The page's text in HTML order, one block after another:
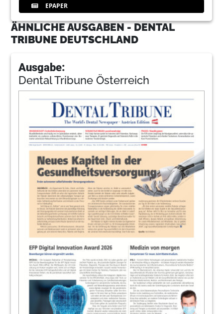
EPAPER
ÄHNLICHE AUSGABEN - DENTAL
TRIBUNE DEUTSCHLAND
Ausgabe:
Dental Tribune Österreich